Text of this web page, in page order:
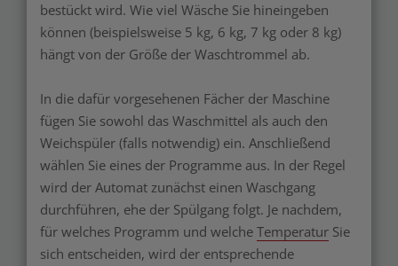
bestückt wird. Wie viel Wäsche Sie hineingeben
können (beispielsweise 5 kg, 6 kg, 7 kg oder 8 kg)
hängt von der Größe der Waschtrommel ab.
In die dafür vorgesehenen Fächer der Maschine
fügen Sie sowohl das Waschmittel als auch den
Weichspüler (falls notwendig) ein. Anschließend
wählen Sie eines der Programme aus. In der Regel
wird der Automat zunächst einen Waschgang
durchführen, ehe der Spülgang folgt. Je nachdem,
für welches Programm und welche Temperatur Sie
sich entscheiden, wird der entsprechende